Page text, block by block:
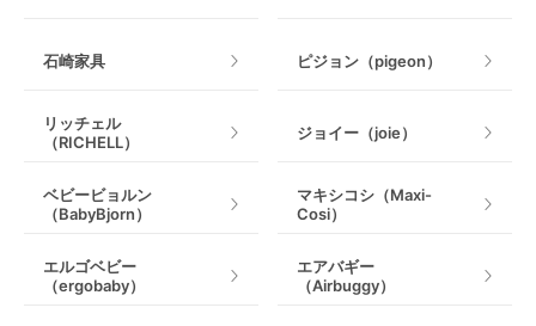
石崎家具 ピジョン（pigeon）
リッチェル
（RICHELL）
ジョイー（joie）
ベビービョルン
（BabyBjorn）
マキシコシ（Maxi-
Cosi）
エルゴベビー
（ergobaby）
エアバギー
（Airbuggy）